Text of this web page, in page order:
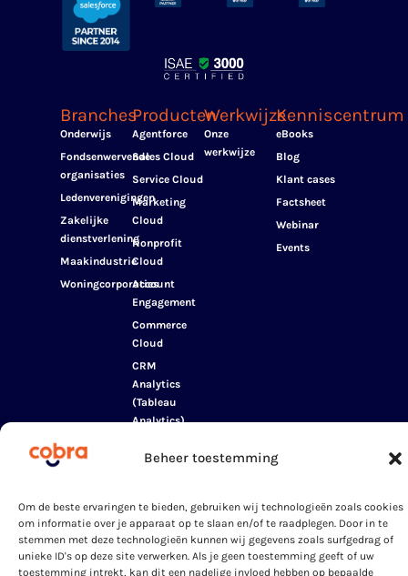
Beheer toestemming
Om de beste ervaringen te bieden, gebruiken wij technologieën zoals cookies
om informatie over je apparaat op te slaan en/of te raadplegen. Door in te
stemmen met deze technologieën kunnen wij gegevens zoals surfgedrag of
unieke ID's op deze site verwerken. Als je geen toestemming geeft of uw
toestemming intrekt, kan dit een nadelige invloed hebben op bepaalde
Branches
Onderwijs
Fondsenwervende
organisaties
Ledenverenigingen
Zakelijke
dienstverlening
Maakindustrie
Woningcorporaties
Producten
Agentforce
Sales Cloud
Service Cloud
Marketing
Cloud
Nonprofit
Cloud
Account
Engagement
Commerce
Cloud
CRM
Analytics
(Tableau
Analytics)
Education
Experience
Cloud
Manufacturing
Cloud
Werkwijze
Onze
werkwijze
Kenniscentrum
eBooks
Blog
Klant cases
Factsheet
Webinar
Events